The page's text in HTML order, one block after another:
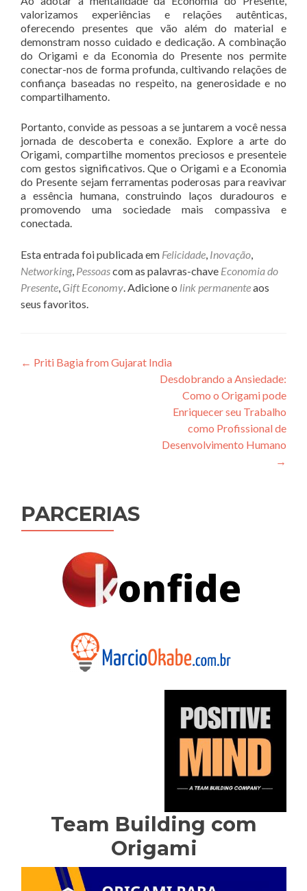
valorizamos experiências e relações autênticas,
oferecendo presentes que vão além do material e
demonstram nosso cuidado e dedicação. A combinação
do Origami e da Economia do Presente nos permite
conectar-nos de forma profunda, cultivando relações de
confiança baseadas no respeito, na generosidade e no
compartilhamento.
Portanto, convide as pessoas a se juntarem a você nessa
jornada de descoberta e conexão. Explore a arte do
Origami, compartilhe momentos preciosos e presenteie
com gestos significativos. Que o Origami e a Economia
do Presente sejam ferramentas poderosas para reavivar
a essência humana, construindo laços duradouros e
promovendo uma sociedade mais compassiva e
conectada.
Esta entrada foi publicada em Felicidade Inovação
Networking, Pessoascom as palavras-chave Economia do
Presente Gift Economy . Adicione o link permanenteaos
seus favoritos.
Navegação
← Priti Bagia from Gujarat India
Desdobrando a Ansiedade:
Como o Origami pode
Enriquecer seu Trabalho
como Profissional de
Desenvolvimento Humano
→
PARCERIAS
Team Building com
Origami